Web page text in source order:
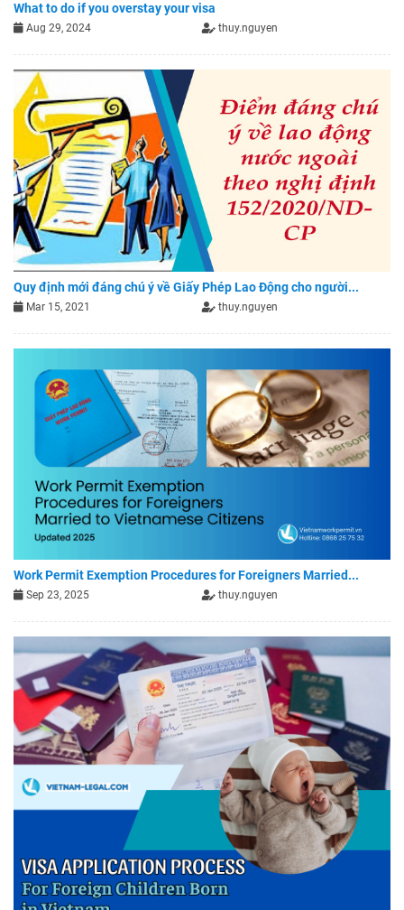
What to do if you overstay your visa
Aug 29, 2024 thuy.nguyen
Quy định mới đáng chú ý về Giấy Phép Lao Động cho người...
Mar 15, 2021 thuy.nguyen
Work Permit Exemption Procedures for Foreigners Married...
Sep 23, 2025 thuy.nguyen